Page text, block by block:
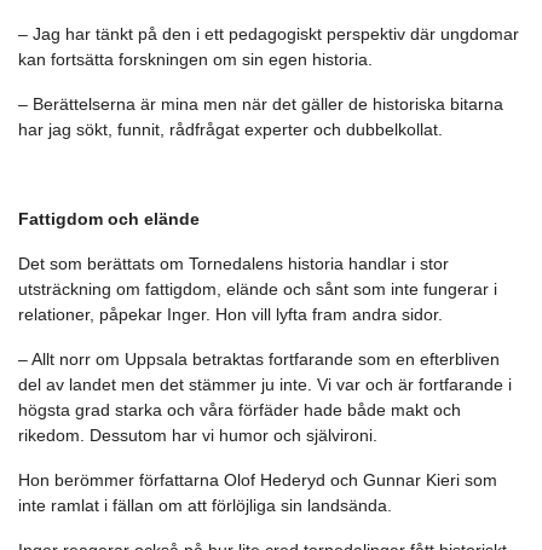
– Jag har tänkt på den i ett pedagogiskt perspektiv där ungdomar
kan fortsätta forskningen om sin egen historia.
– Berättelserna är mina men när det gäller de historiska bitarna
har jag sökt, funnit, rådfrågat experter och dubbelkollat.
Fattigdom och elände
Det som berättats om Tornedalens historia handlar i stor
utsträckning om fattigdom, elände och sånt som inte fungerar i
relationer, påpekar Inger. Hon vill lyfta fram andra sidor.
– Allt norr om Uppsala betraktas fortfarande som en efterbliven
del av landet men det stämmer ju inte. Vi var och är fortfarande i
högsta grad starka och våra förfäder hade både makt och
rikedom. Dessutom har vi humor och självironi.
Hon berömmer författarna Olof Hederyd och Gunnar Kieri som
inte ramlat i fällan om att förlöjliga sin landsända.